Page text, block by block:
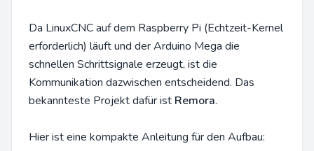
Da LinuxCNC auf dem Raspberry Pi (Echtzeit-Kernel
erforderlich) läuft und der Arduino Mega die
schnellen Schrittsignale erzeugt, ist die
Kommunikation dazwischen entscheidend. Das
bekannteste Projekt dafür ist Remora.
Hier ist eine kompakte Anleitung für den Aufbau: